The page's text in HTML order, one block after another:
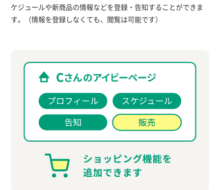
ケジュールや新商品の情報などを登録・告知することができま
す。（情報を登録しなくても、閲覧は可能です）